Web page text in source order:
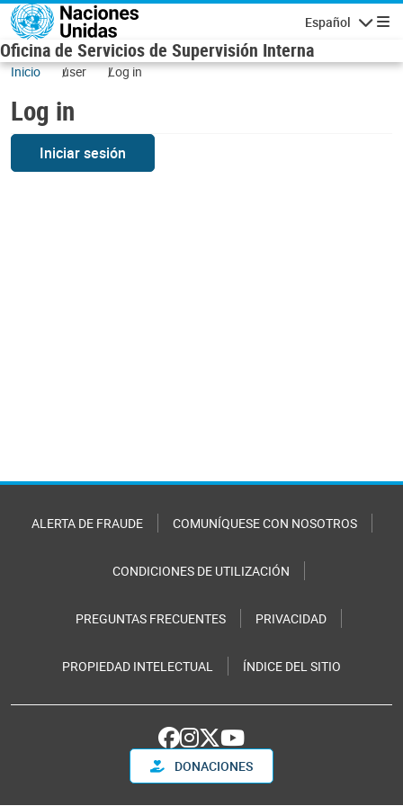
Skip to main content
Español
Oficina de Servicios de Supervisión Interna
Inicio user Log in
Log in
Iniciar sesión
ALERTA DE FRAUDE COMUNÍQUESE CON NOSOTROS
CONDICIONES DE UTILIZACIÓN
PREGUNTAS FRECUENTES PRIVACIDAD
PROPIEDAD INTELECTUAL ÍNDICE DEL SITIO
DONACIONES